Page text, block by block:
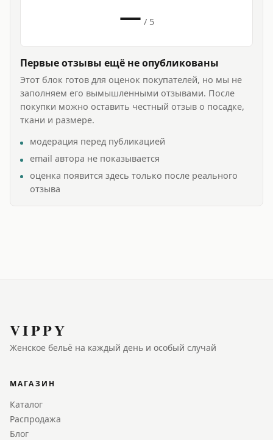
— / 5
Первые отзывы ещё не опубликованы
Этот блок готов для оценок покупателей, но мы не
заполняем его вымышленными отзывами. После
покупки можно оставить честный отзыв о посадке,
ткани и размере.
модерация перед публикацией
email автора не показывается
оценка появится здесь только после реального
отзыва
VIPPY
Женское бельё на каждый день и особый случай
МАГАЗИН
Каталог
Распродажа
Блог